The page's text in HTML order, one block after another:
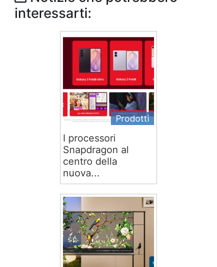
interessarti:
Prodotti
I processori
Snapdragon al
centro della
nuova...